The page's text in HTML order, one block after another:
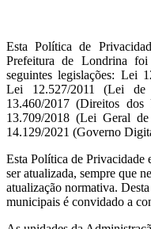
Esta Política de
Prefeitura de Londrina
seguintes legislações: Lei
Lei 12.527/2011 (Lei
13.460/2017 (Direitos
13.709/2018 (Lei Geral
14.129/2021 (Governo
Esta Política de Privacidade
ser atualizada, sempre que
atualização normativa.
municipais é convidado a